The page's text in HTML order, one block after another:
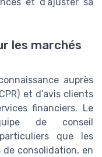
les marchés
auprès
et d’avis clients
financiers. Le
de conseil
que les
consolidation, en